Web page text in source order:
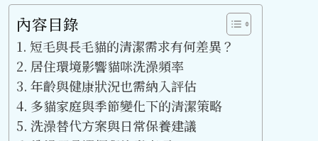
內容目錄
短毛與長毛貓的清潔需求有何差異？
居住環境影響貓咪洗澡頻率
年齡與健康狀況也需納入評估
多貓家庭與季節變化下的清潔策略
洗澡替代方案與日常保養建議